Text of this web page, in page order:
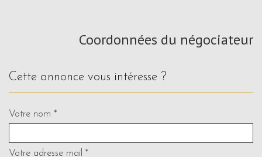
Coordonnées du négociateur
cette annonce vous intéresse ?
Votre nom *
Votre adresse mail *